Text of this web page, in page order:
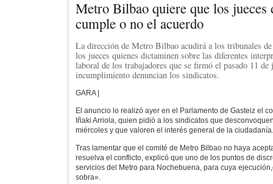
Metro Bilbao quiere que los jueces
cumple o no el acuerdo
La dirección de Metro Bilbao acudirá a los tribunales
los jueces quienes dictaminen sobre las diferentes
laboral de los trabajadores que se firmó el pasado 11
incumplimiento denuncian los sindicatos.
GARA |
El anuncio lo realizó ayer en el Parlamento de Gasteiz el
Iñaki Arriola, quien pidió a los sindicatos que
miércoles y que valoren el interés general de la ciudadanía.
Tras lamentar que el comité de Metro Bilbao no haya
resuelva el conflicto, explicó que uno de los puntos de
servicios del Metro para Nochebuena, para cuya
sobra».